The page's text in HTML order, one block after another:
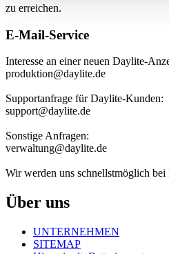
zu erreichen.
E-Mail-Service
Interesse an einer neuen Daylite-
produktion@daylite.de
Supportanfrage für Daylite-Kunden:
support@daylite.de
Sonstige Anfragen:
verwaltung@daylite.de
Wir werden uns schnellstmöglich bei
Über uns
UNTERNEHMEN
SITEMAP